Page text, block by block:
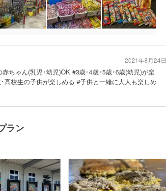
ちゃん(乳児･幼児)OK #3歳･4歳･5歳･6歳(幼児)が楽
高校生の子供が楽しめる #子供と一緒に大人も楽しめ
2021年8月24日
ラン